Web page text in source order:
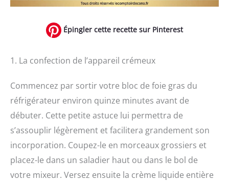
Épingler cette recette sur Pinterest
1. La confection de l’appareil crémeux
Commencez par sortir votre bloc de foie gras du
réfrigérateur environ quinze minutes avant de
débuter. Cette petite astuce lui permettra de
s’assouplir légèrement et facilitera grandement son
incorporation. Coupez-le en morceaux grossiers et
placez-le dans un saladier haut ou dans le bol de
votre mixeur. Versez ensuite la crème liquide entière